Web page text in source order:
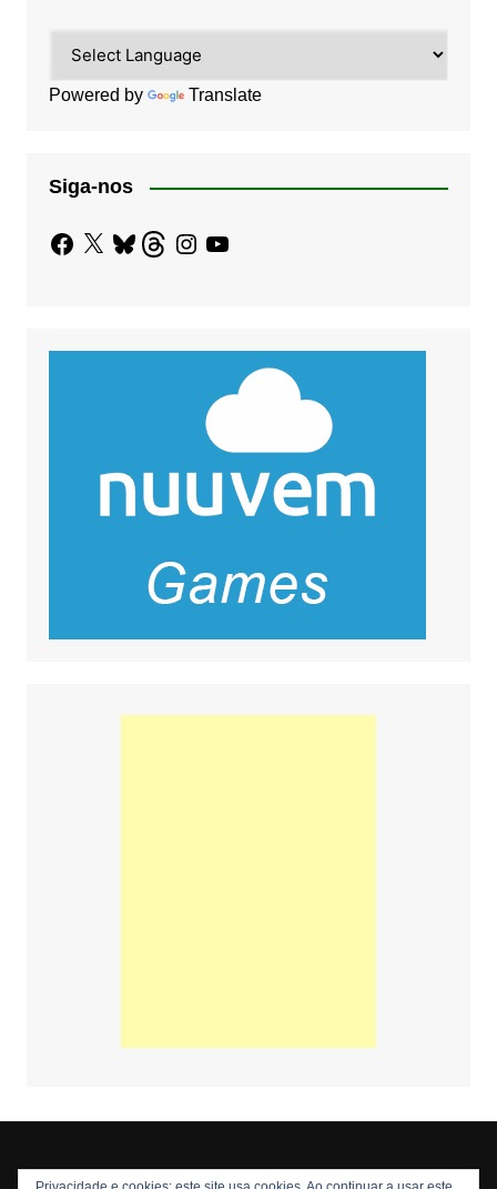
Powered by Translate
Siga-nos
Facebook
X BlueskyThreadsInstagram
YouTube